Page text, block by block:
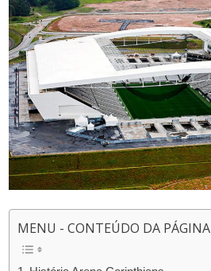
MENU - CONTEÚDO DA PÁGINA